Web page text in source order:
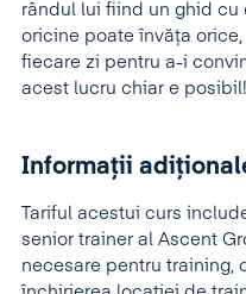
rândul lui fiind un ghid cu
oricine poate învăța
fiecare zi pentru a-i
acest lucru chiar e posibil!
Informații
Tariful acestui curs
senior trainer al Ascent
necesare pentru training,